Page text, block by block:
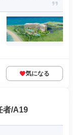
気になる
者/A19